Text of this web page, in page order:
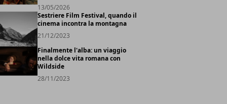
13/05/2026
Sestriere Film Festival, quando il
cinema incontra la montagna
21/12/2023
Finalmente l'alba: un viaggio
nella dolce vita romana con
Wildside
28/11/2023